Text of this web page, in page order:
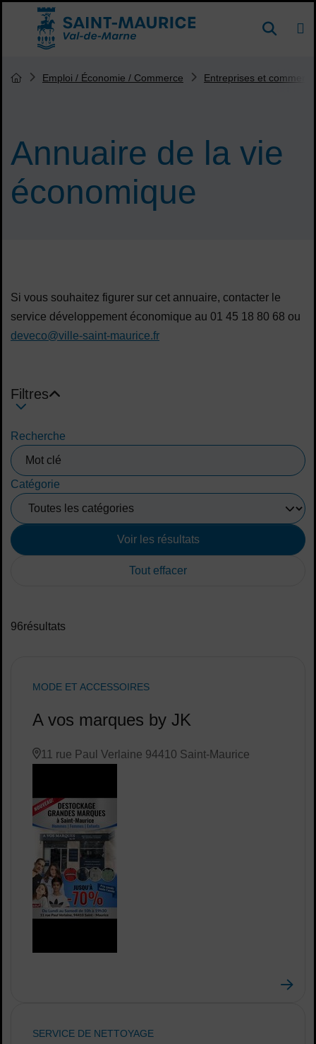
Menu de raccourcis
Accueil ville de Saint-Maurice DE
Annuaire de la vie
économique
Vous êtes ici :
Page d'accueil du site
Emploi / Économie / Commerce Entreprises et
Si vous souhaitez figurer sur cet annuaire, contacter le
service développement économique au 01 45 18 80 68 ou
deveco@ville-saint-maurice.fr
Filtres
Recherche
Catégorie
Voir les résultats
Tout effacer
Liste d'éléments d'annuaire
96résultats
MODE ET ACCESSOIRES
A vos marques by JK
11 rue Paul Verlaine 94410 Saint-Maurice
SERVICE DE NETTOYAGE